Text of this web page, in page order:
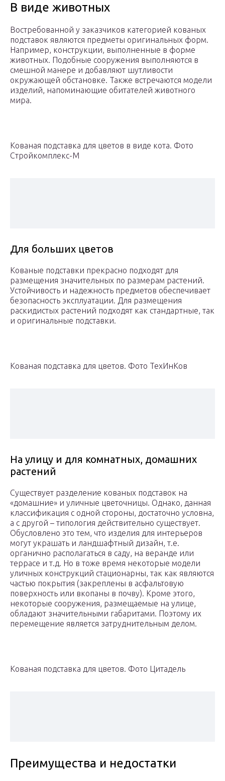
В виде животных
Востребованной у заказчиков категорией кованых
подставок являются предметы оригинальных форм.
Например, конструкции, выполненные в форме
животных. Подобные сооружения выполняются в
смешной манере и добавляют шутливости
окружающей обстановке. Также встречаются модели
изделий, напоминающие обитателей животного
мира.
Кованая подставка для цветов в виде кота. Фото
Стройкомплекс-М
Для больших цветов
Кованые подставки прекрасно подходят для
размещения значительных по размерам растений.
Устойчивость и надежность предметов обеспечивает
безопасность эксплуатации. Для размещения
раскидистых растений подходят как стандартные, так
и оригинальные подставки.
Кованая подставка для цветов. Фото ТехИнКов
На улицу и для комнатных, домашних
растений
Существует разделение кованых подставок на
«домашние» и уличные цветочницы. Однако, данная
классификация с одной стороны, достаточно условна,
а с другой – типология действительно существует.
Обусловлено это тем, что изделия для интерьеров
могут украшать и ландшафтный дизайн, т.е.
органично располагаться в саду, на веранде или
террасе и т.д. Но в тоже время некоторые модели
уличных конструкций стационарны, так как являются
частью покрытия (закреплены в асфальтовую
поверхность или вкопаны в почву). Кроме этого,
некоторые сооружения, размещаемые на улице,
обладают значительными габаритами. Поэтому их
перемещение является затруднительным делом.
Кованая подставка для цветов. Фото Цитадель
Преимущества и недостатки